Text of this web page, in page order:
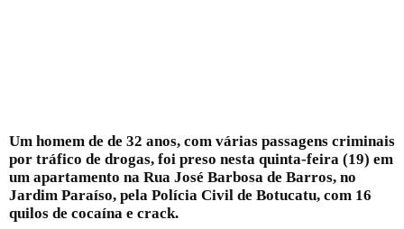
Um homem de de 32 anos, com várias passagens criminais
por tráfico de drogas, foi preso nesta quinta-feira (19) em
um apartamento na Rua José Barbosa de Barros, no
Jardim Paraíso, pela Polícia Civil de Botucatu, com 16
quilos de cocaína e crack.